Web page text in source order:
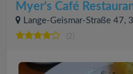
Myer's Café
Lange-Geismar-Straße 47,
(2)